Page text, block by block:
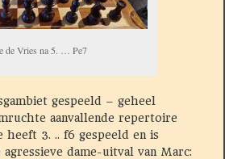
de Vries na 5. … Pe7
gespeeld – geheel
aanvallende repertoire
heeft 3. .. f6 gespeeld en is
dame-uitval van Marc: